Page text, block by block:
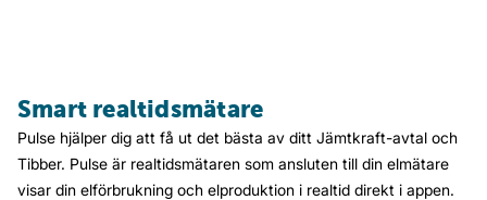
Smart realtidsmätare
Pulse hjälper dig att få ut det bästa av ditt Jämtkraft-avtal och
Tibber. Pulse är realtidsmätaren som ansluten till din elmätare
visar din elförbrukning och elproduktion i realtid direkt i appen.